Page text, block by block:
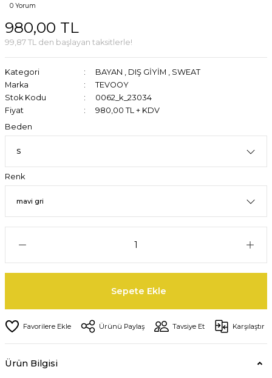
0 Yorum
980,00 TL
99,87 TL den başlayan taksitlerle!
Kategori BAYAN , DIŞ GİYİM , SWEAT
Marka
TEVOOY
Stok Kodu
0062_k_23034
Fiyat
980,00 TL + KDV
Beden
Renk
Sepete Ekle
Ürünü Paylaş Tavsiye Et Karşılaştır
Ürün Bilgisi